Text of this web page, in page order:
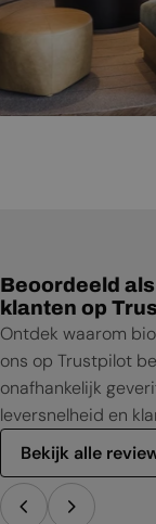
Beoordeeld
klanten op
Ontdek waarom
ons op Trustpilot
onafhankelijk
leversnelheid en
Bekijk alle